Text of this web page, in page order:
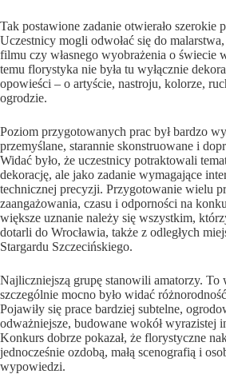
Tak postawione zadanie otwierało szerokie
Uczestnicy mogli odwołać się do
filmu czy własnego wyobrażenia o świecie
temu florystyka nie była tu wyłącznie
opowieści – o artyście, nastroju, kolorze,
ogrodzie.
Poziom przygotowanych prac był bardzo
przemyślane, starannie skonstruowane i
Widać było, że uczestnicy potraktowali
dekorację, ale jako zadanie wymagające
technicznej precyzji. Przygotowanie wielu
zaangażowania, czasu i odporności na
większe uznanie należy się wszystkim,
dotarli do Wrocławia, także z odległych
Stargardu Szczecińskiego.
Najliczniejszą grupę stanowili amatorzy. To
szczególnie mocno było widać
Pojawiły się prace bardziej subtelne,
odważniejsze, budowane wokół wyrazistej
Konkurs dobrze pokazał, że florystyczne
jednocześnie ozdobą, małą scenografią i
wypowiedzi.